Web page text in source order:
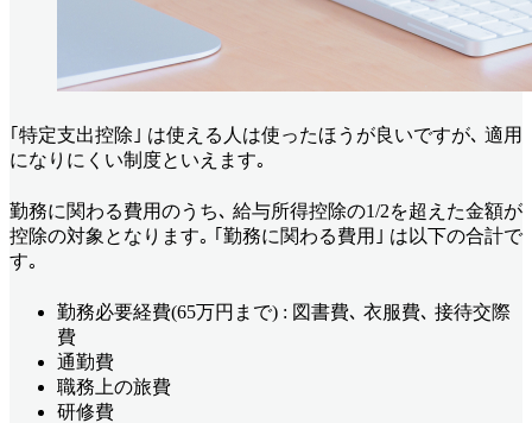
｢特定支出控除｣ は使える人は使ったほうが良いですが､ 適用
になりにくい制度といえます｡
勤務に関わる費用のうち､ 給与所得控除の1/2を超えた金額が
控除の対象となります｡ ｢勤務に関わる費用｣ は以下の合計で
す｡
勤務必要経費(65万円まで) : 図書費､ 衣服費､ 接待交際
費
通勤費
職務上の旅費
研修費